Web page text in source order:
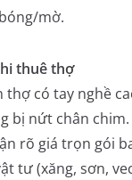
mờ.
thuê thợ
thợ có tay nghề
bị nứt chân chim.
rõ giá trọn gói
tư (xăng, sơn,